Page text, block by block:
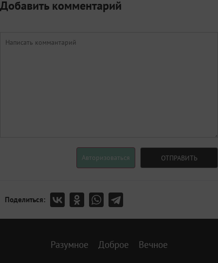
Добавить комментарий
Авторизоваться ОТПРАВИТЬ
Поделиться:
Разумное Доброе Вечное